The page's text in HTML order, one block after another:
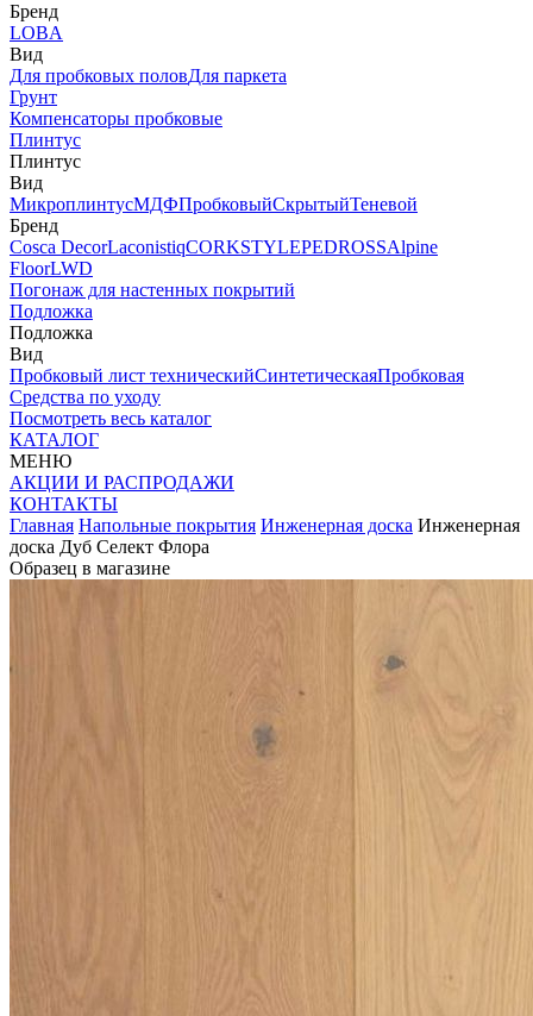
Бренд
LOBA
Вид
Для пробковых половДля паркета
Грунт
Компенсаторы пробковые
Плинтус
Плинтус
Вид
МикроплинтусМДФПробковыйСкрытыйТеневой
Бренд
Cosca DecorLaconistiqCORKSTYLEPEDROSSAlpine
FloorLWD
Погонаж для настенных покрытий
Подложка
Подложка
Вид
Пробковый лист техническийСинтетическаяПробковая
Средства по уходу
Посмотреть весь каталог
КАТАЛОГ
МЕНЮ
АКЦИИ И РАСПРОДАЖИ
КОНТАКТЫ
Главная Напольные покрытия Инженерная доска Инженерная
доска Дуб Селект Флора
Образец в магазине